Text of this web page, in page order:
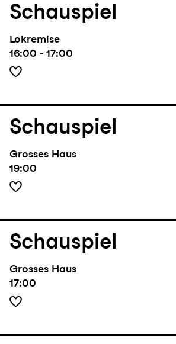
Schauspiel
Lokremise
16:00 - 17:00
Schauspiel
Grosses Haus
19:00
Schauspiel
Grosses Haus
17:00